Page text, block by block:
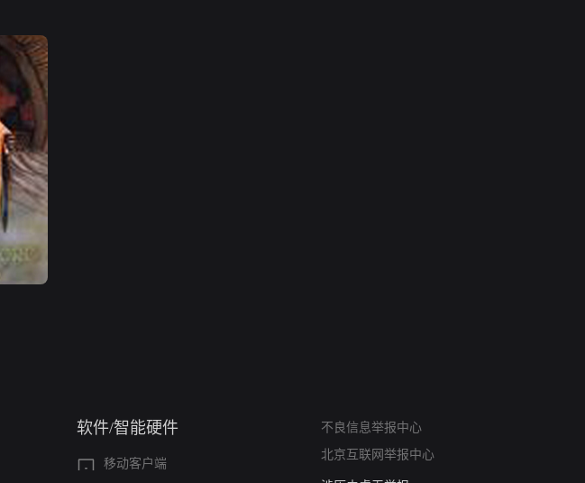
软件/智能硬件
移动客户端
不良信息举报中心
北京互联网举报中心
亚运会举报专区